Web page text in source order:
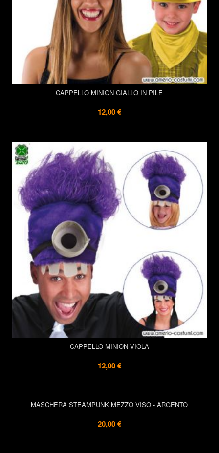
CAPPELLO MINION GIALLO IN PILE
12,00 €
CAPPELLO MINION VIOLA
12,00 €
MASCHERA STEAMPUNK MEZZO VISO - ARGENTO
20,00 €